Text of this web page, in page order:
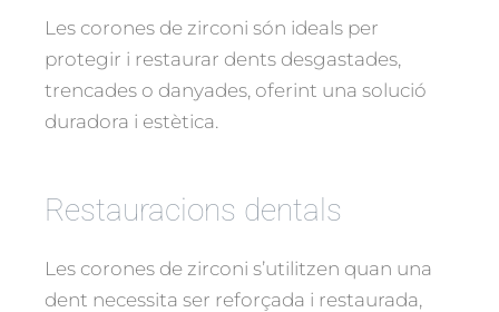
Les corones de zirconi són ideals per
protegir i restaurar dents desgastades,
trencades o danyades, oferint una solució
duradora i estètica.
Restauracions dentals
Les corones de zirconi s’utilitzen quan una
dent necessita ser reforçada i restaurada,